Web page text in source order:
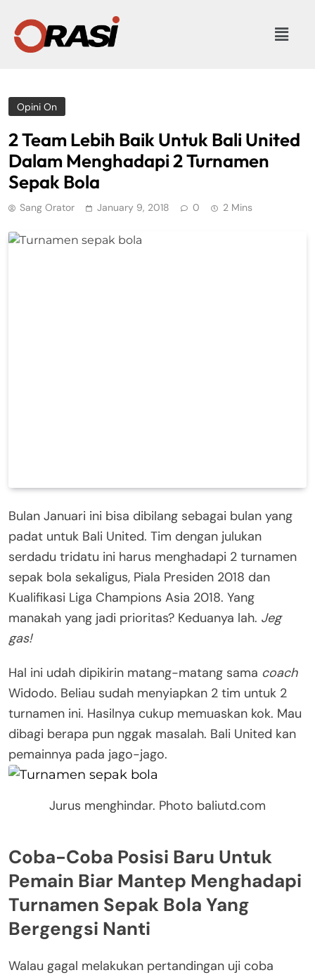
Opini On
2 Team Lebih Baik Untuk Bali United
Dalam Menghadapi 2 Turnamen
Sepak Bola
Sang Orator January 9, 2018 0 2 Mins
Bulan Januari ini bisa dibilang sebagai bulan yang
padat untuk Bali United. Tim dengan julukan
serdadu tridatu ini harus menghadapi 2 turnamen
sepak bola sekaligus, Piala Presiden 2018 dan
Kualifikasi Liga Champions Asia 2018. Yang
manakah yang jadi prioritas? Keduanya lah. Jeg
gas!
Hal ini udah dipikirin matang-matang sama coach
Widodo. Beliau sudah menyiapkan 2 tim untuk 2
turnamen ini. Hasilnya cukup memuaskan kok. Mau
dibagi berapa pun nggak masalah. Bali United kan
pemainnya pada jago-jago.
Jurus menghindar. Photo baliutd.com
Coba-Coba Posisi Baru Untuk
Pemain Biar Mantep Menghadapi
Turnamen Sepak Bola Yang
Bergengsi Nanti
Walau gagal melakukan pertandingan uji coba